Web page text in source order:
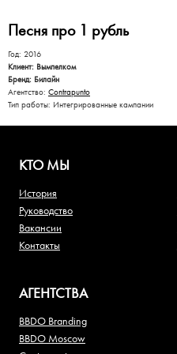
Песня про 1 рубль
Год: 2016
Клиент: Вымпелком
Бренд: Билайн
Агентство: Contrapunto
Тип работы: Интегрированные кампании
КТО МЫ
История
Руководство
Вакансии
Контакты
АГЕНТСТВА
BBDO Branding
BBDO Moscow